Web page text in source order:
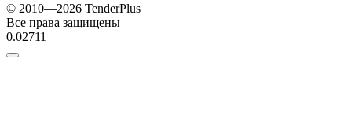
© 2010—2026 TenderPlus
Все права защищены
0.02711